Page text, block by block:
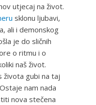
utjecaj na život.
sklonu ljubavi,
ali i demonskog
je do sličnih
o ritmu i o
naš život.
života gubi na taj
nam nada
nova stečena